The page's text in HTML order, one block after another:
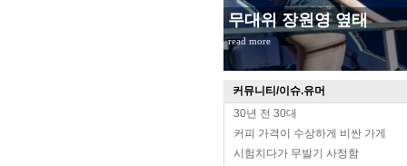
무대위 장원영 옆태
read more
커뮤니티/이슈.유머
30년 전 30대
커피 가격이 수상하게 비싼 가게
시험치다가 무발기 사정함